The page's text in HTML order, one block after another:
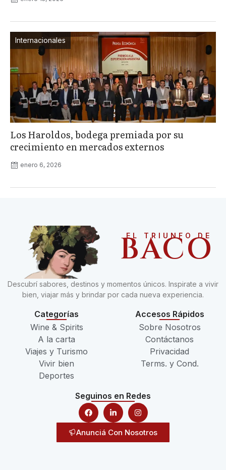
Internacionales
Los Haroldos, bodega premiada por su
crecimiento en mercados externos
enero 6, 2026
EL TRIUNFO DE
BACO
Descubrí sabores, destinos y momentos únicos. Inspirate a vivir
bien, viajar más y brindar por cada nueva experiencia.
Categorías
Wine & Spirits
A la carta
Viajes y Turismo
Vivir bien
Deportes
Accesos Rápidos
Sobre Nosotros
Contáctanos
Privacidad
Terms. y Cond.
Seguinos en Redes
Anunciá Con Nosotros